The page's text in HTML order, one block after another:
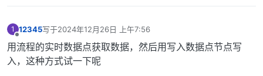
1
离线
12345写于2024年12月26日 上午7:56
最后由 编辑
用流程的实时数据点获取数据，然后用写入数据点节点写
入，这种方式试一下呢